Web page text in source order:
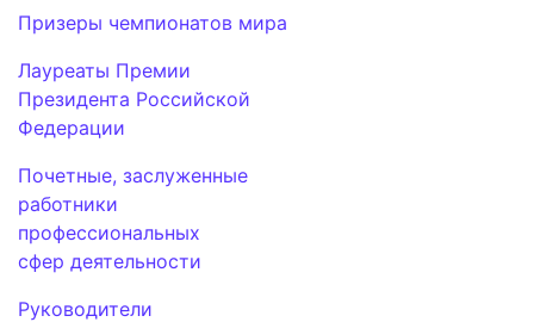
Призеры чемпионатов мира
Лауреаты Премии
Президента Российской
Федерации
Почетные, заслуженные
работники
профессиональных
сфер деятельности
Руководители